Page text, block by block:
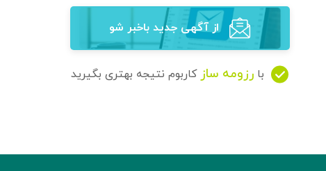
از آگهی‌ جدید باخبر شو
با رزومه ساز کاربوم نتیجه بهتری بگیرید